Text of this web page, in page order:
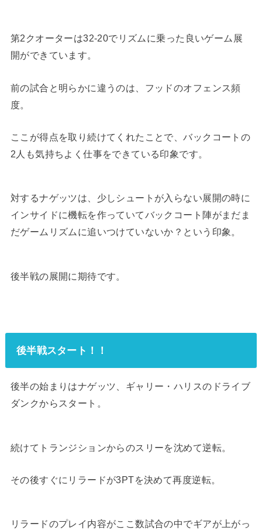
第2クオーターは32-20でリズムに乗った良いゲーム展
開ができています。
前の試合と明らかに違うのは、フッドのオフェンス頻
度。
ここが得点を取り続けてくれたことで、バックコートの
2人も気持ちよく仕事をできている印象です。
対するナゲッツは、少しシュートが入らない展開の時に
インサイドに機転を作っていてバックコート陣がまだま
だゲームリズムに追いつけていないか？という印象。
後半戦の展開に期待です。
後半戦スタート！！
後半の始まりはナゲッツ、ギャリー・ハリスのドライブ
ダンクからスタート。
続けてトランジションからのスリーを沈めて逆転。
その後すぐにリラードが3PTを決めて再度逆転。
リラードのプレイ内容がここ数試合の中でギアが上がっ